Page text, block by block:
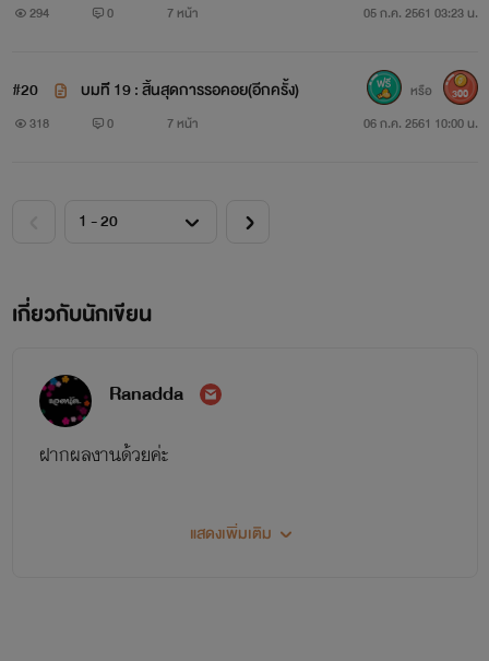
294 0 7 หน้า 05 ก.ค. 2561 03:23 น.
#20 บมทีี 19 : สิ้นสุดการรอคอย(อีกครั้ง)
318 0 7 หน้า 06 ก.ค. 2561 10:00 น.
หรือ 300
เกี่ยวกับนักเขียน
Ranadda
ฝากผลงานด้วยค่ะ
แสดงเพิ่มเติม